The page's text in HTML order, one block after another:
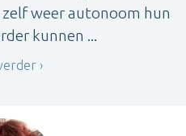
weer autonoom hun
kunnen ...